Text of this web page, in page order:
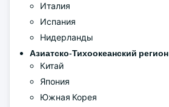
Италия
Испания
Нидерланды
Азиатско-Тихоокеанский регион
Китай
Япония
Южная Корея